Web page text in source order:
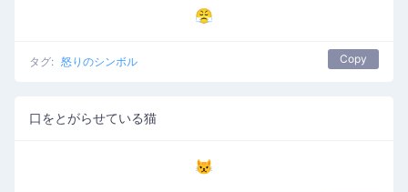
😤
タグ: 怒りのシンボル Copy
口をとがらせている猫
😾